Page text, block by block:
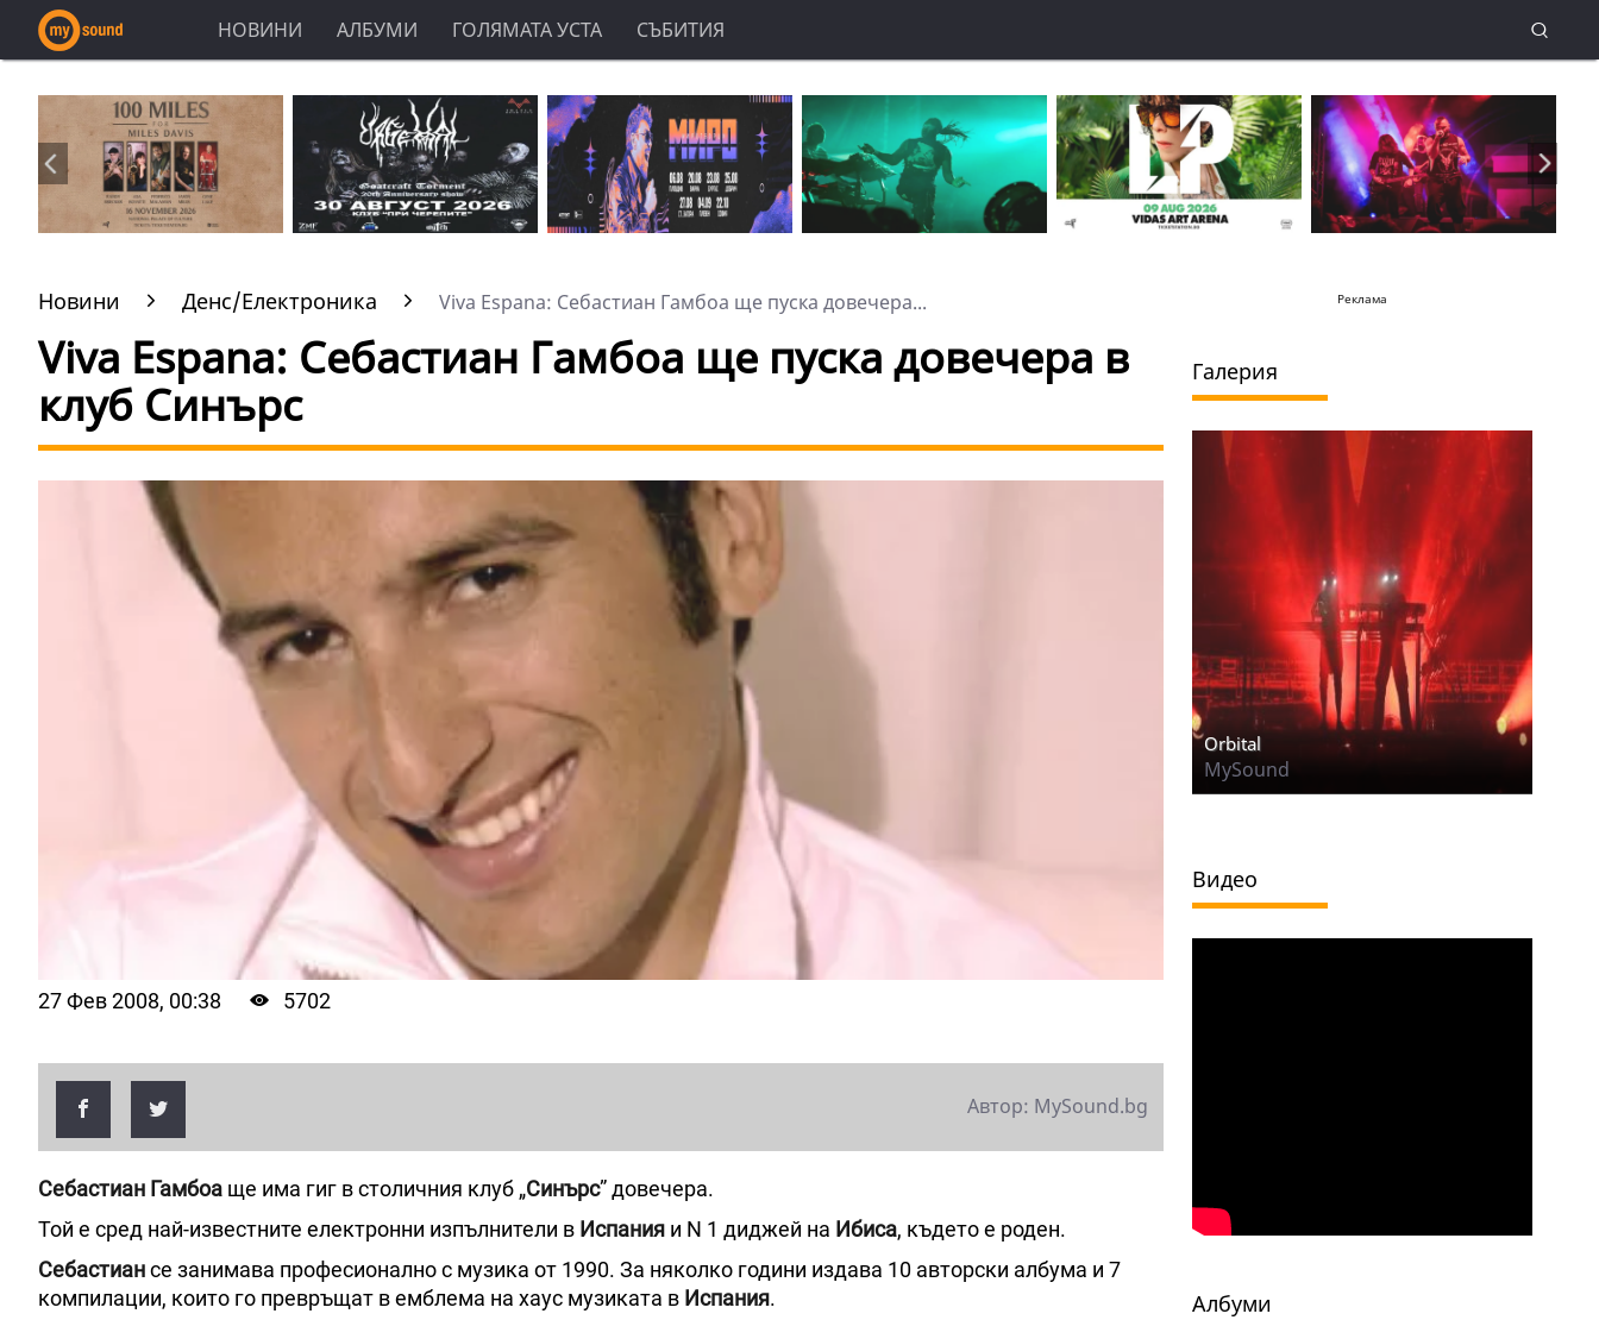
НОВИНИ АЛБУМИ ГОЛЯМАТА УСТА СЪБИТИЯ
Новини Денс/Електроника Viva Espana: Себастиан Гамбоа ще пуска довечера...
Viva Espana: Себастиан Гамбоа ще пуска довечера в
клуб Синърс
27 Фев 2008, 00:38 5702
Автор: MySound.bg
Себастиан Гамбоа ще има гиг в столичния клуб „Синърс” довечера.
Той е сред най-известните електронни изпълнители в Испания и N 1 диджей на Ибиса, където е роден.
Себастиансе занимава професионално с музика от 1990. За няколко години издава 10 авторски албума и 7
компилации, които го превръщат в емблема на хаус музиката в Испания.
Реклама
Галерия
Orbital
MySound
Видео
Албуми